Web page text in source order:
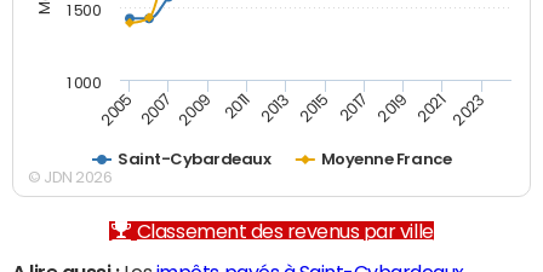
Saint-Cybardeaux Moyenne France
2005 2007 2009 2011 2013 2015 2017 2019 2021 2023
1 000
1 500
© JDN 2026
Classement des revenus par ville